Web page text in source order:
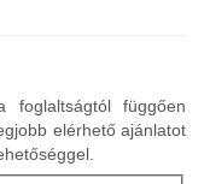
függően
elérhető ajánlatot